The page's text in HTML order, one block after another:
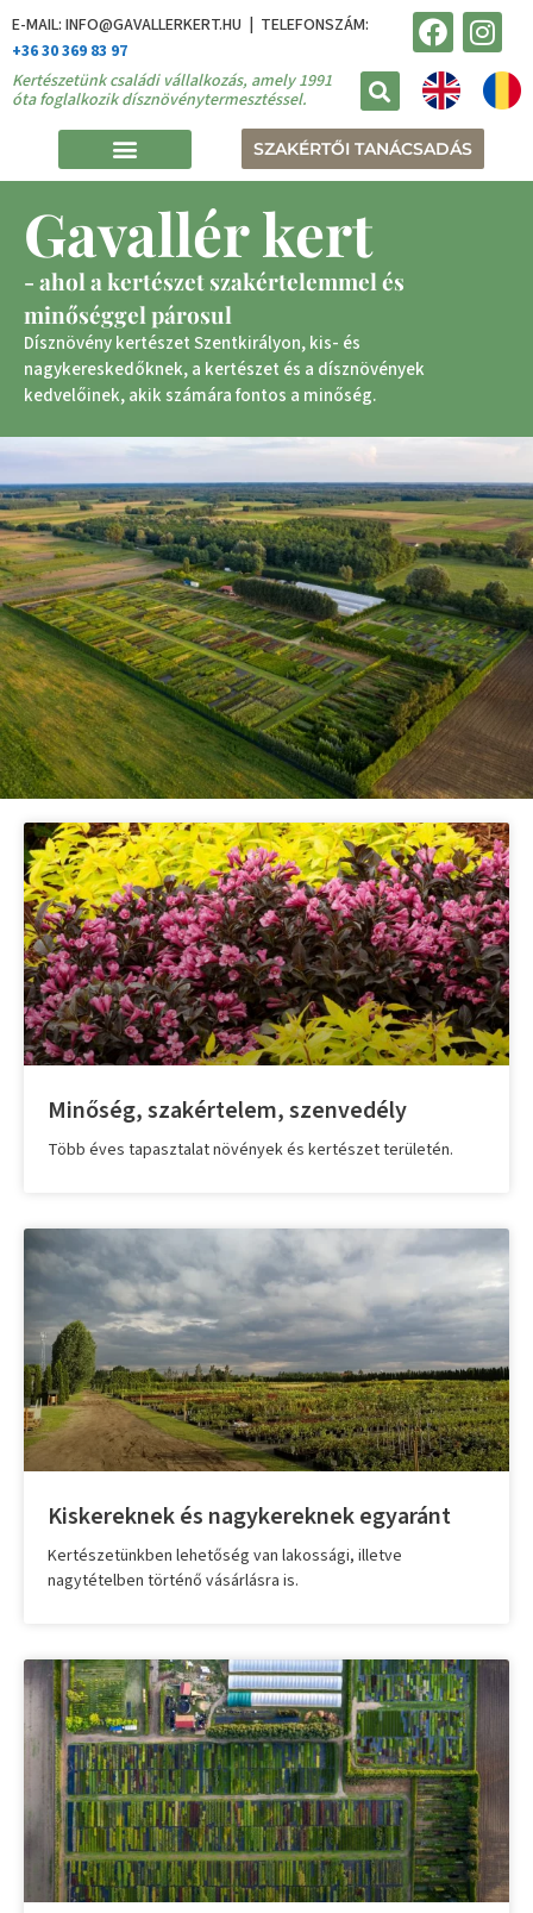
E-MAIL: INFO@GAVALLERKERT.HU | TELEFONSZÁM:
+36 30 369 83 97
Kertészetünk családi vállalkozás, amely 1991
óta foglalkozik dísznövénytermesztéssel.
SZAKÉRTŐI TANÁCSADÁS
Gavallér kert
- ahol a kertészet szakértelemmel és
minőséggel párosul
Dísznövény kertészet Szentkirályon, kis- és
nagykereskedőknek, a kertészet és a dísznövények
kedvelőinek, akik számára fontos a minőség.
Minőség, szakértelem, szenvedély
Több éves tapasztalat növények és kertészet területén.
Kiskereknek és nagykereknek egyaránt
Kertészetünkben lehetőség van lakossági, illetve
nagytételben történő vásárlásra is.